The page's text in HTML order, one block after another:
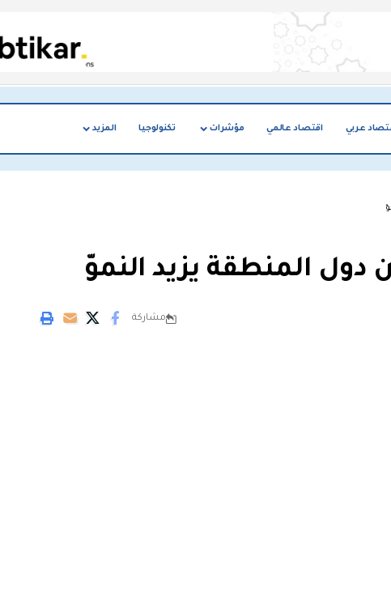
عربي اقتصاد عالمي مؤشرات تكنولوجيا المزيد
دول المنطقة يزيد النموّ
مشاركة